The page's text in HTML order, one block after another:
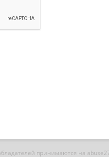
принимаются на